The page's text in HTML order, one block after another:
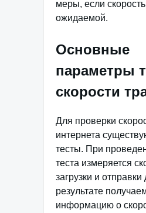
меры, если
ожидаемой.
Основные
параметры
скорости
Для проверки
интернета
тесты. При
теста измеряется
загрузки и
результате
информацию о